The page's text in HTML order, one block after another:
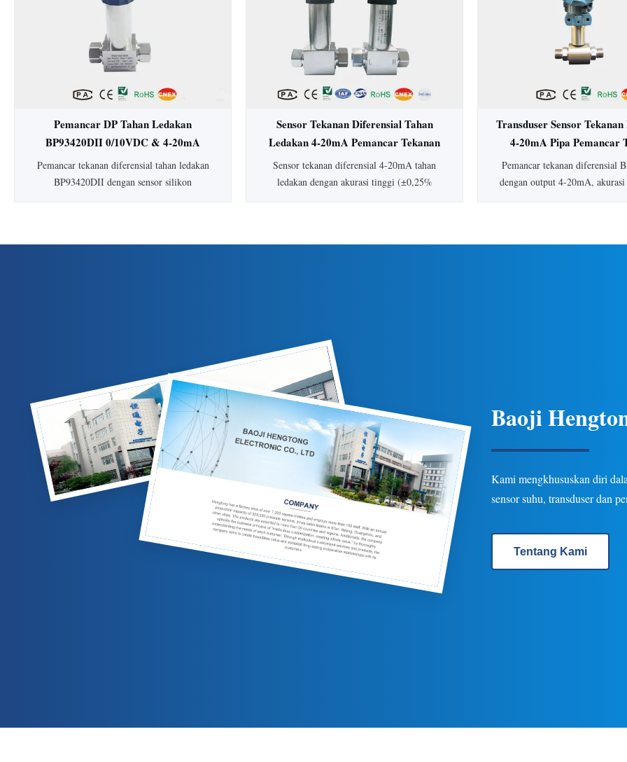
Pemancar DP Tahan Ledakan
BP93420DII 0/10VDC & 4-20mA
Pemancar Tekanan Diferensial
Pemancar Level
Pemancar tekanan diferensial tahan ledakan
BP93420DII dengan sensor silikon
pengukuran gas/cairan di industri minyak
Sensor Tekanan Diferensial Tahan
Ledakan 4-20mA Pemancar Tekanan
Diferensial Akurasi Tinggi
Sensor tekanan diferensial 4-20mA tahan
ledakan dengan akurasi tinggi (±0,25%
IP65, dan beberapa opsi keluaran/koneksi
Transduser Sensor
4-20mA Pipa Pemancar
Diferensial Air
Pemancar tekanan diferensial
dengan output 4-20mA,
industri minyak bumi, kimia,
Baoji
Kami mengkhususkan diri
sensor suhu, transduser dan
Tentang Kami